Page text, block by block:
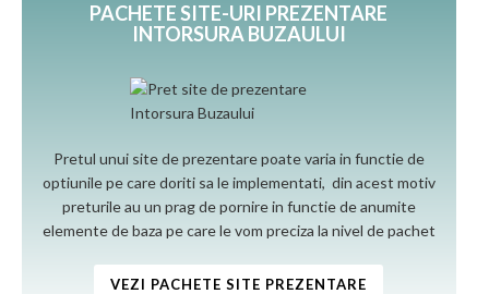
PACHETE SITE-URI PREZENTARE
INTORSURA BUZAULUI
Pretul unui site de prezentare poate varia in functie de
optiunile pe care doriti sa le implementati, din acest motiv
preturile au un prag de pornire in functie de anumite
elemente de baza pe care le vom preciza la nivel de pachet
VEZI PACHETE SITE PREZENTARE